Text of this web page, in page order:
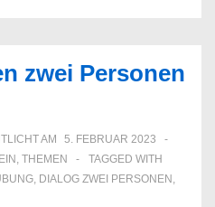
zwei Personen
AM
5. FEBRUAR 2023
, THEMEN
TAGGED WITH
, DIALOG ZWEI PERSONEN ,